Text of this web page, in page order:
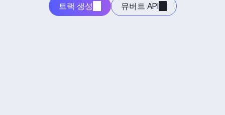
트랙 생성 뮤버트 API